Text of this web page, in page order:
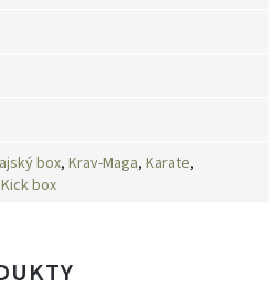
box, Krav-Maga, Karate,
Kick box